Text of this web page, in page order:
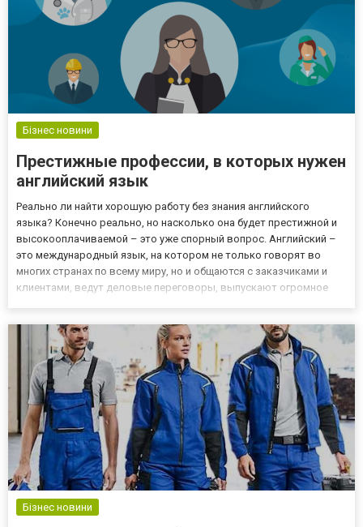
Бізнес новини
Престижные профессии, в которых нужен
английский язык
Реально ли найти хорошую работу без знания английского
языка? Конечно реально, но насколько она будет престижной и
высокооплачиваемой – это уже спорный вопрос. Английский –
это международный язык, на котором не только говорят во
многих странах по всему миру, но и общаются с заказчиками и
клиентами, ведут деловые переговоры, выпускают огромное
результатов и...
Бізнес новини